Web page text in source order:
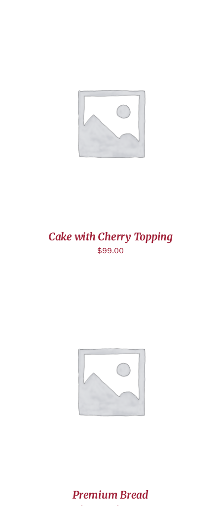
AJOUTER AU PANIER
Cake with Cherry Topping
$99.00
CHOIX DES OPTIONS
Premium Bread